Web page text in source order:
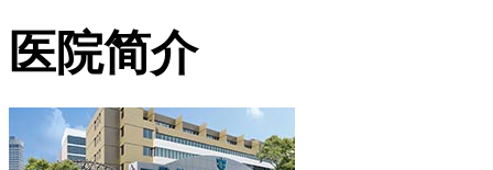
医院简介